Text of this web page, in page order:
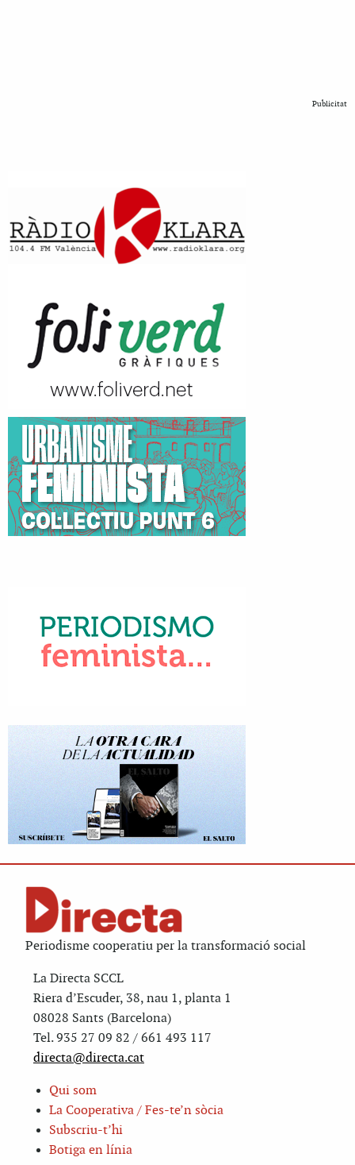
Publicitat
Periodisme cooperatiu per la transformació social
La Directa SCCL
Riera d’Escuder, 38, nau 1, planta 1
08028 Sants (Barcelona)
Tel. 935 27 09 82 / 661 493 117
directa@directa.cat
Qui som
La Cooperativa / Fes-te’n sòcia
Subscriu-t’hi
Botiga en línia